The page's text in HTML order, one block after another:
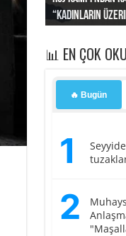
“Kadınların
Irak’a misilleme
yaptı… İsrail’in
kayıtlar başladı
basıldı, kabus
📊 EN ÇOK
🔥 Bugün
1
2